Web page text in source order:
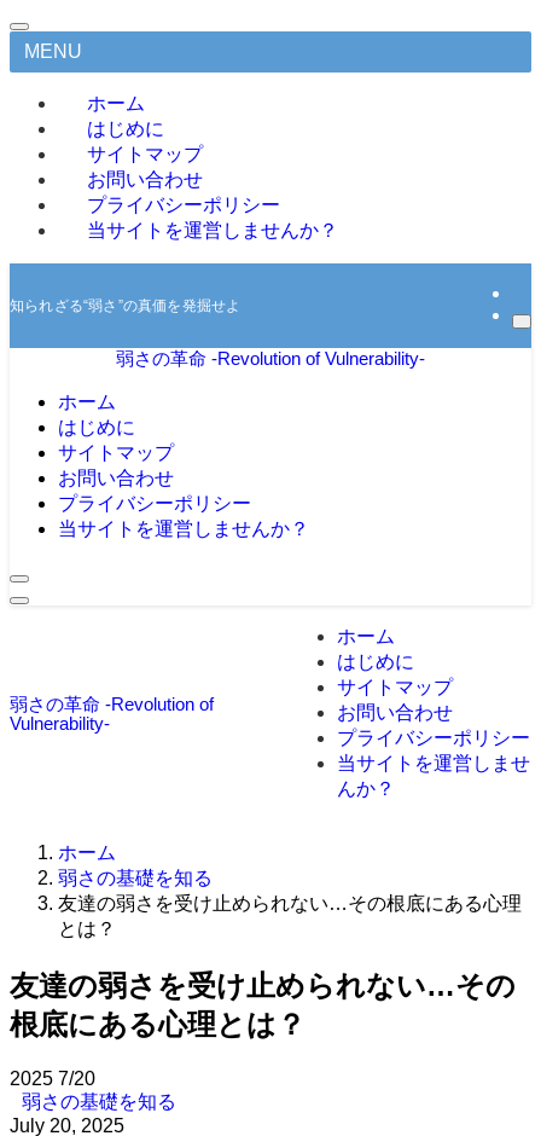
MENU
ホーム
はじめに
サイトマップ
お問い合わせ
プライバシーポリシー
当サイトを運営しませんか？
知られざる“弱さ”の真価を発掘せよ
弱さの革命 -Revolution of Vulnerability-
ホーム
はじめに
サイトマップ
お問い合わせ
プライバシーポリシー
当サイトを運営しませんか？
弱さの革命 -Revolution of
Vulnerability-
ホーム
はじめに
サイトマップ
お問い合わせ
プライバシーポリシー
当サイトを運営しませ
んか？
ホーム
弱さの基礎を知る
友達の弱さを受け止められない…その根底にある心理
とは？
友達の弱さを受け止められない…その
根底にある心理とは？
2025 7/20
弱さの基礎を知る
July 20, 2025